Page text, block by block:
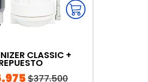
CLASSIC +
$377.500